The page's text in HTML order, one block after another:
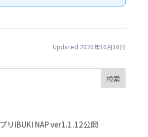
Updated 2020年10月16日
リIBUKI NAP ver1.1.12公開